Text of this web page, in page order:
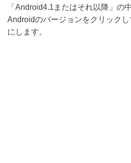
「Android4.1またはそれ以降」の
Androidのバージョンをクリック
にします。